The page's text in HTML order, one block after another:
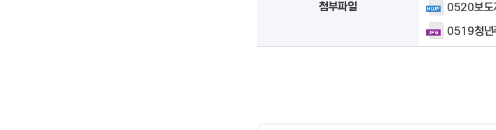
첨부파일 0520보도
0519청년